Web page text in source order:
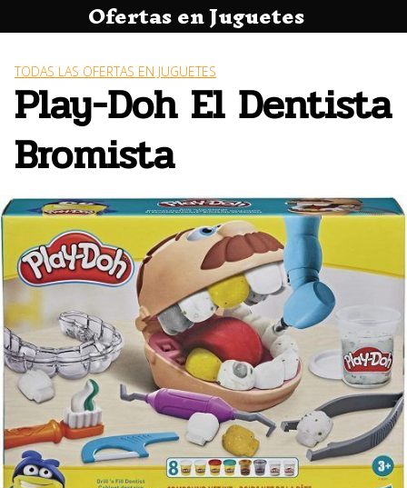
al
Ofertas en Juguetes
TODAS LAS OFERTAS EN JUGUETES
Play-Doh El Dentista
Bromista